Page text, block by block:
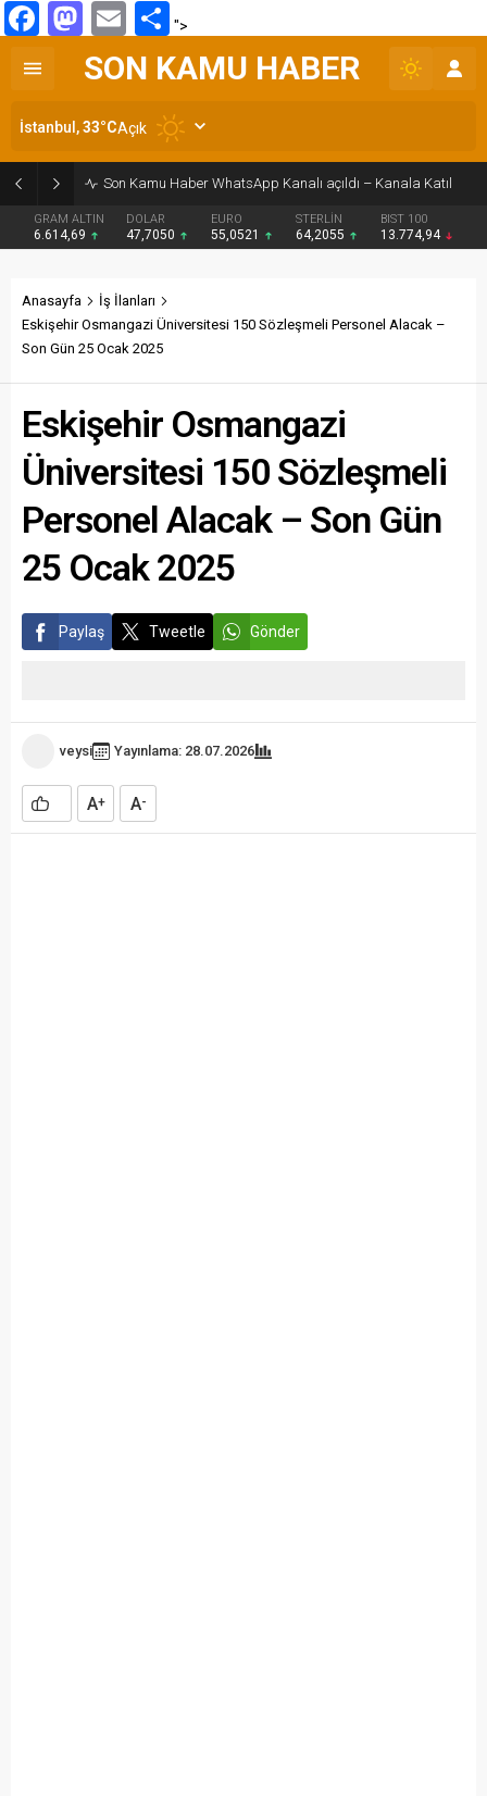
Facebook
Mastodon
EmailShare
">
Son Kamu Haber WhatsApp Kanalı açıldı – Kanala Katıl
GRAM ALTIN
6.614,69
DOLAR
47,7050
EURO
55,0521
STERLİN
64,2055
BIST 100
13.774,94
SON KAMU HABER
İstanbul,33°CAçık
Anasayfa
İş İlanları
Eskişehir Osmangazi Üniversitesi 150 Sözleşmeli Personel Alacak –
Son Gün 25 Ocak 2025
Eskişehir Osmangazi
Üniversitesi 150 Sözleşmeli
Personel Alacak – Son Gün
25 Ocak 2025
Paylaş Tweetle Gönder
veysi Yayınlama: 28.07.2026
A+ A-